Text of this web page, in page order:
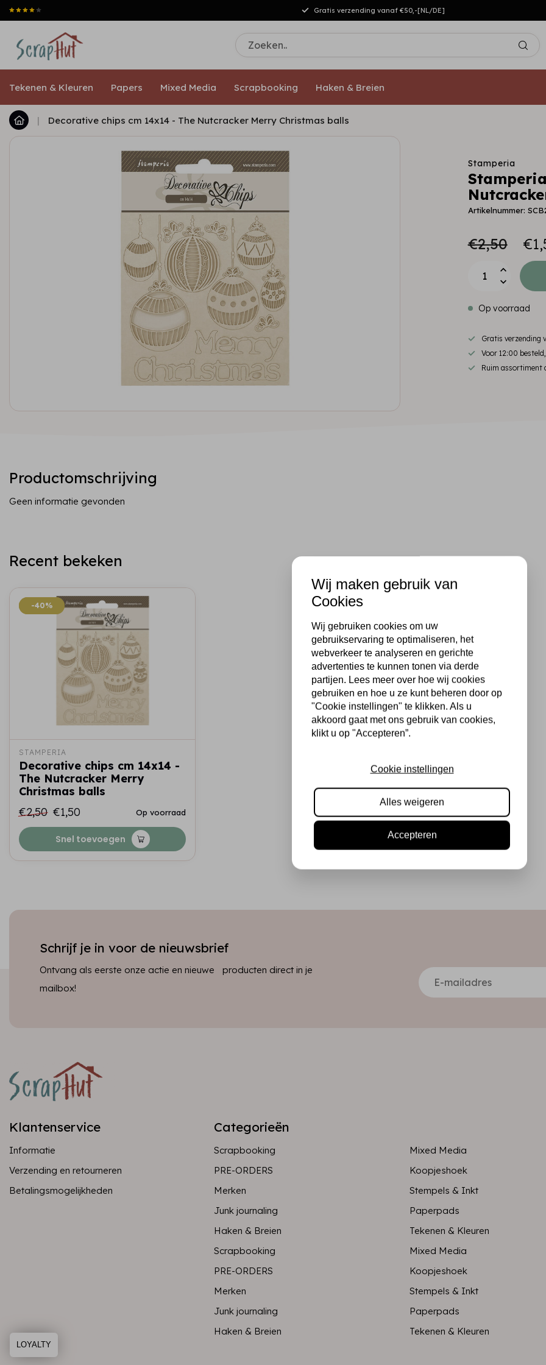
Gratis verzending vanaf €50,-[NL/DE]
Tekenen & Kleuren Papers Mixed Media Scrapbooking Haken & Breien
| Decorative chips cm 14x14 - The Nutcracker Merry Christmas balls
Stamperia
Artikelnummer:
€2,50
Op voorraad
Gratis
Voor 12:00
Ruim assortiment
Productomschrijving
Geen informatie gevonden
Recent bekeken
-40%
-40%
STAMPERIA
Decorative chips cm 14x14 -
The Nutcracker Merry
Christmas balls
€2,50 €1,50 Op voorraad
Snel toevoegen
Schrijf je in voor de nieuwsbrief
Ontvang als eerste onze actie en nieuwe producten direct in je
mailbox!
Klantenservice
Informatie
Verzending en retourneren
Betalingsmogelijkheden
Categorieën
Scrapbooking
Mixed Media
PRE-ORDERS
Koopjeshoek
Merken
Stempels & Inkt
Junk journaling
Paperpads
Haken & Breien
Tekenen & Kleuren
Scrapbooking
Mixed Media
PRE-ORDERS
Koopjeshoek
Merken
Stempels & Inkt
Junk journaling
Paperpads
Haken & Breien
Tekenen & Kleuren
Wij maken gebruik van
Cookies
Wij gebruiken cookies om uw
gebruikservaring te optimaliseren, het
webverkeer te analyseren en gerichte
advertenties te kunnen tonen via derde
partijen. Lees meer over hoe wij cookies
gebruiken en hoe u ze kunt beheren door op
"Cookie instellingen" te klikken. Als u
akkoord gaat met ons gebruik van cookies,
klikt u op "Accepteren”.
Cookie instellingen
Alles weigeren
Accepteren
LOYALTY